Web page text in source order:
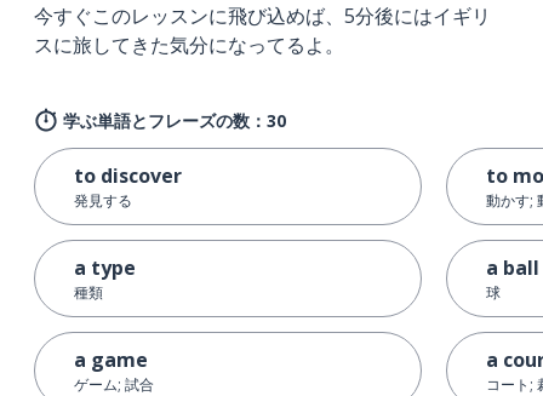
今すぐこのレッスンに飛び込めば、5分後にはイギリ
スに旅してきた気分になってるよ。
学ぶ単語とフレーズの数：30
to discover
発見する
a type
種類
a game
ゲーム; 試合
to
動かす;
a ball
球
a
コート;